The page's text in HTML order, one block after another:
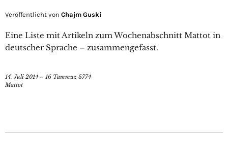
Veröffentlicht von Chajm Guski
Eine Liste mit Artikeln zum Wochenabschnitt Mattot in
deutscher Sprache – zusammengefasst.
14. Juli 2014 – 16 Tammuz 5774
Mattot